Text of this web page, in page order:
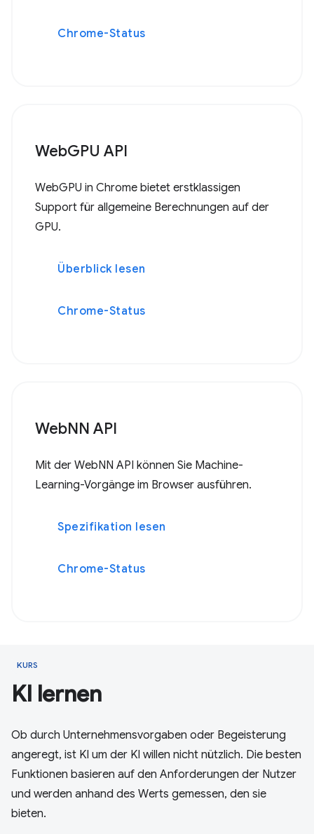
Chrome-Status
WebGPU API
WebGPU in Chrome bietet erstklassigen
Support für allgemeine Berechnungen auf der
GPU.
Überblick lesen
Chrome-Status
WebNN API
Mit der WebNN API können Sie Machine-
Learning-Vorgänge im Browser ausführen.
Spezifikation lesen
Chrome-Status
KURS
KI lernen
Ob durch Unternehmensvorgaben oder Begeisterung
angeregt, ist KI um der KI willen nicht nützlich. Die besten
Funktionen basieren auf den Anforderungen der Nutzer
und werden anhand des Werts gemessen, den sie
bieten.